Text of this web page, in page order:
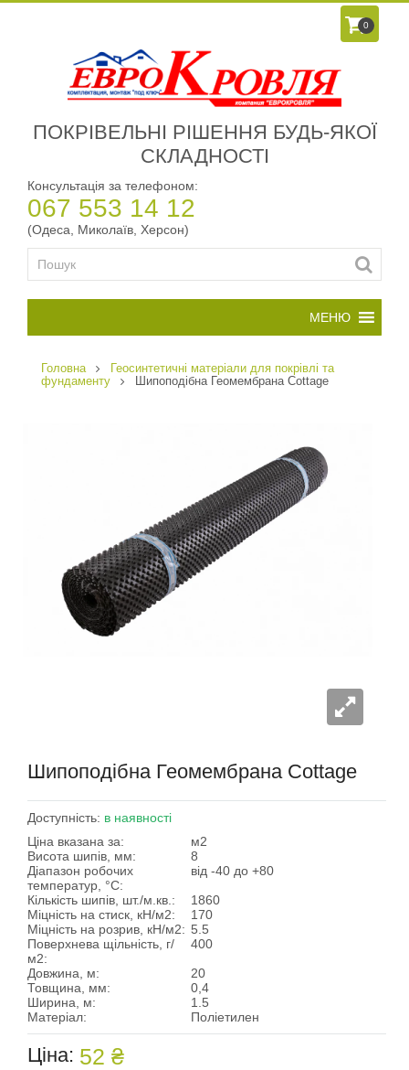
0
ПОКРІВЕЛЬНІ РІШЕННЯ БУДЬ-ЯКОЇ
СКЛАДНОСТІ
Консультація за телефоном:
067 553 14 12
(Одеса, Миколаїв, Херсон)
Головна
Геосинтетичні матеріали для покрівлі та
фундаменту
Шипоподібна Геомембрана Cottage
Шипоподібна Геомембрана Cottage
Доступність: в наявності
Ціна вказана за:
м2
Висота шипів, мм:
8
Діапазон робочих
температур, °С:
від -40 до +80
Кількість шипів, шт./м.кв.:
1860
Міцність на стиск, кН/м2:
170
Міцність на розрив, кН/м2: 5.5
Поверхнева щільність, г/
м2:
400
Довжина, м:
20
Товщина, мм:
0,4
Ширина, м:
1.5
Матеріал:
Поліетилен
Ціна: 52 ₴